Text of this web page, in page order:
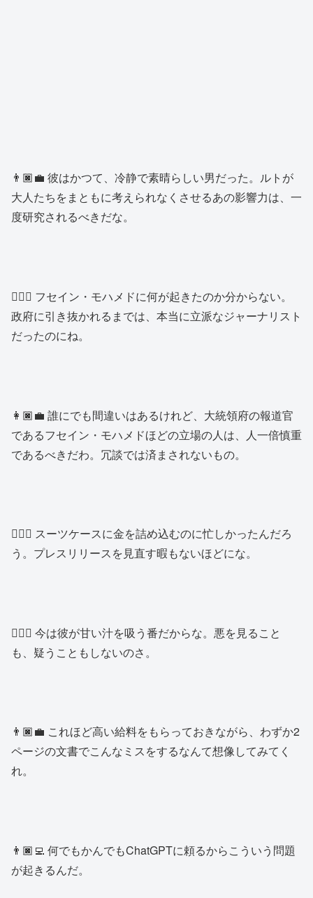
👨🏿‍💼 彼はかつて、冷静で素晴らしい男だった。ルトが
大人たちをまともに考えられなくさせるあの影響力は、一
度研究されるべきだな。
👱🏿‍♂️ フセイン・モハメドに何が起きたのか分からない。
政府に引き抜かれるまでは、本当に立派なジャーナリスト
だったのにね。
👩🏿‍💼 誰にでも間違いはあるけれど、大統領府の報道官
であるフセイン・モハメドほどの立場の人は、人一倍慎重
であるべきだわ。冗談では済まされないもの。
👱🏿‍♂️ スーツケースに金を詰め込むのに忙しかったんだろ
う。プレスリリースを見直す暇もないほどにな。
👱🏿‍♂️ 今は彼が甘い汁を吸う番だからな。悪を見ること
も、疑うこともしないのさ。
👨🏿‍💼 これほど高い給料をもらっておきながら、わずか2
ページの文書でこんなミスをするなんて想像してみてく
れ。
👨🏿‍💻 何でもかんでもChatGPTに頼るからこういう問題
が起きるんだ。